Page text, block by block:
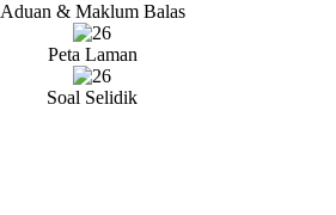
Aduan & Maklum Balas
Peta Laman
Soal Selidik